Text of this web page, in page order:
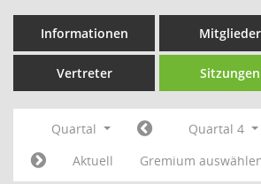
Informationen Mitglieder
Vertreter Sitzungen
Quartal Quartal 4
Aktuell
Gremium